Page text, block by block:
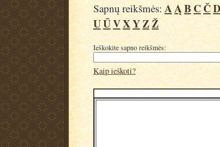
Sapnų reikšmės: AĄBCČD
UŪVXYZŽ
Ieškokite sapno reikšmės:
Kaip ieškoti?